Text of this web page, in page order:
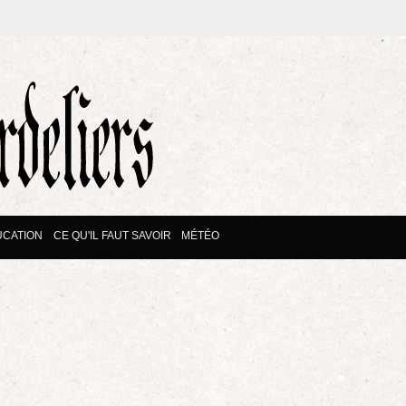
CE QU'IL FAUT SAVOIR MÉTÉO